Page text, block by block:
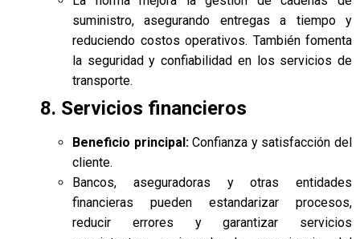
suministro, asegurando entregas a tiempo y
reduciendo costos operativos. También fomenta
la seguridad y confiabilidad en los servicios de
transporte.
8. Servicios financieros
Beneficio principal:Confianza y satisfacción del
cliente.
Bancos, aseguradoras y otras entidades
financieras pueden estandarizar procesos,
reducir errores y garantizar servicios